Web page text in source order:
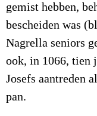
gemist hebben,
bescheiden was
Nagrella seniors
ook, in 1066, tien
Josefs aantreden
pan.